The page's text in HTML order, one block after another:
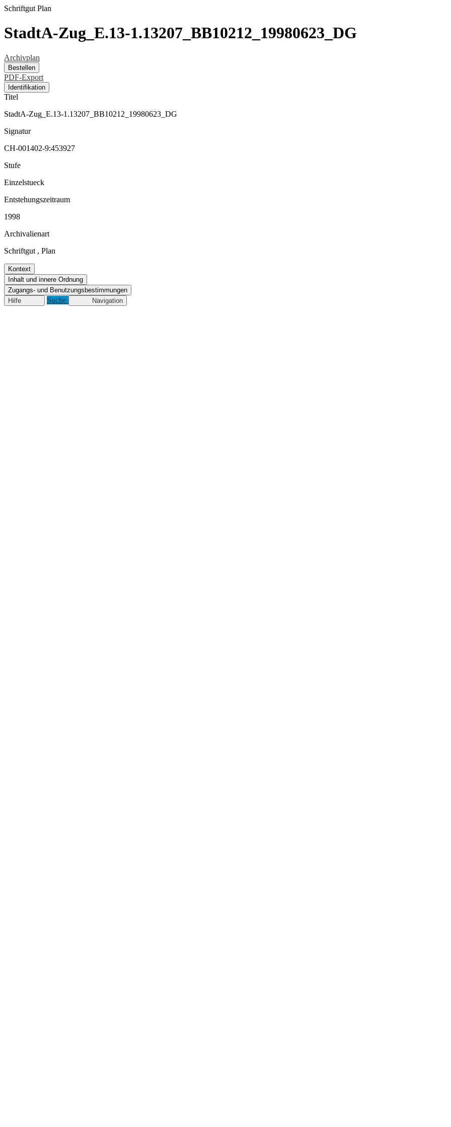
Schriftgut Plan
StadtA-Zug_E.13-1.13207_BB10212_19980623_DG
Archivplan
Bestellen
PDF-Export
Identifikation
Titel
StadtA-Zug_E.13-1.13207_BB10212_19980623_DG
Signatur
CH-001402-9:453927
Stufe
Einzelstueck
Entstehungszeitraum
1998
Archivalienart
Schriftgut , Plan
Kontext
Inhalt und innere Ordnung
Zugangs- und Benutzungsbestimmungen
Hilfe
Suche Navigation